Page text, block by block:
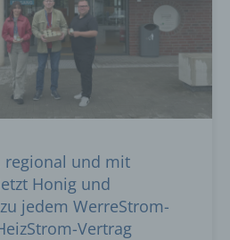
regional und mit
Honig und
jedem WerreStrom-
Vertrag